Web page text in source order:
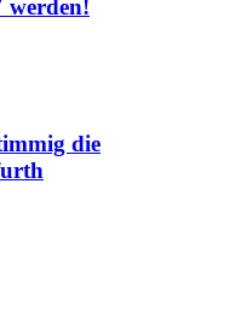
werden!
die